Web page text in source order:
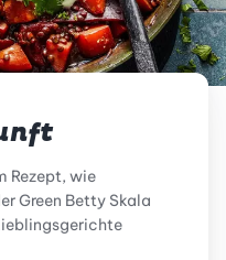
Rezept, wie
Green Betty Skala